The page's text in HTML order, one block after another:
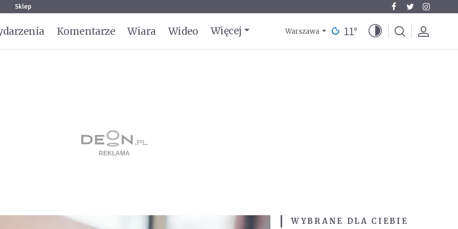
Sklep
Komentarze Wiara Wideo Więcej Warszawa 11°
WYBRANE DLA CIEBIE